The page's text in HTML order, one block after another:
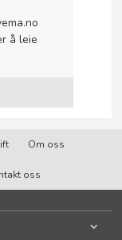
å leie
Om oss
oss